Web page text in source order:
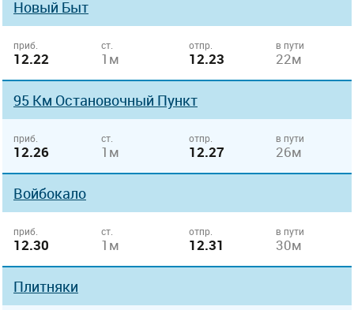
Новый Быт
приб.
12.22
ст.
1м
отпр.
12.23
в пути
22м
95 Км Остановочный Пункт
приб.
12.26
ст.
1м
отпр.
12.27
в пути
26м
Войбокало
приб.
12.30
ст.
1м
отпр.
12.31
в пути
30м
Плитняки